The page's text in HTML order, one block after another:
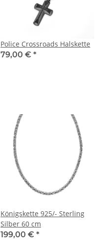
Police Crossroads Halskette
79,00 € *
Königskette 925/- Sterling
Silber 60 cm
199,00 € *